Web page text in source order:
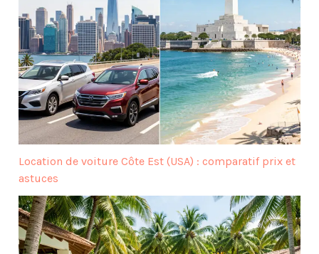
Location de voiture Côte Est (USA) : comparatif prix et
astuces